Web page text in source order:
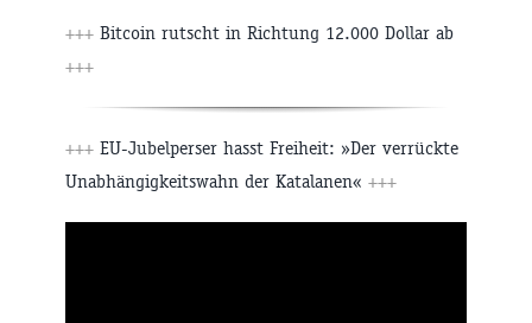
+++ Bitcoin rutscht in Richtung 12.000 Dollar ab
+++
+++ EU-Jubelperser hasst Freiheit: »Der verrückte
Unabhängigkeitswahn der Katalanen« +++